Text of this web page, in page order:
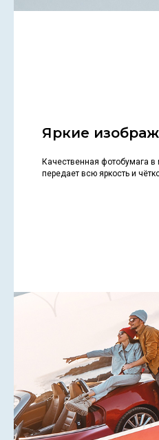
Яркие
Качественная фотобумага
передает всю яркость и